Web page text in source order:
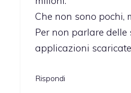
Che non sono pochi,
Per non parlare
applicazioni
Rispondi